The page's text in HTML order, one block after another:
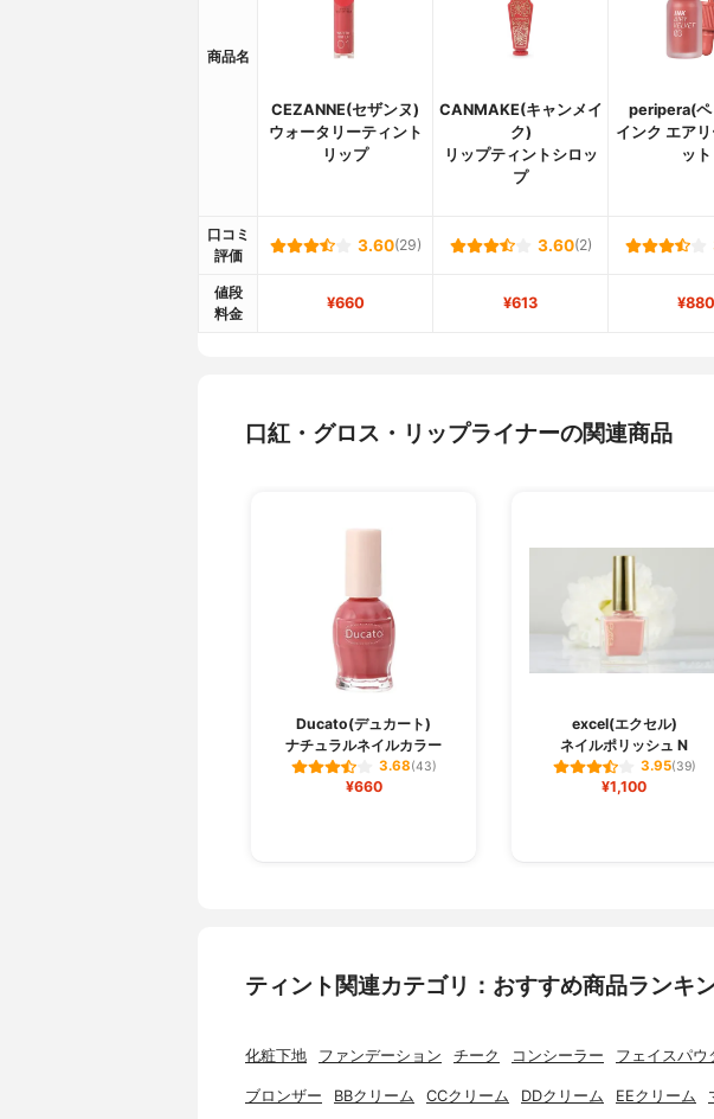
商品名
CEZANNE(セザンヌ)
ウォータリーティント
リップ
CANMAKE(キャンメイ
ク)
リップティントシロッ
プ
peripera(ペ
インク エア
ット
口コミ
評価
3.60(29) 3.60(2)
値段
料金
¥660 ¥613 ¥880
口紅・グロス・リップライナーの関連商品
Ducato(デュカート)
ナチュラルネイルカラー
3.68(43)
¥660
excel(エクセル)
ネイルポリッシュ N
3.95(39)
¥1,100
ティント関連カテゴリ：おすすめ商品ランキ
化粧下地 ファンデーション チーク コンシーラー フェイスパウ
ブロンザー BBクリーム CCクリーム DDクリーム EEクリーム